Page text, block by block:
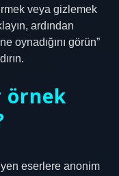
veya gizlemek
ardından
oynadığını görün”
örnek
eserlere anonim